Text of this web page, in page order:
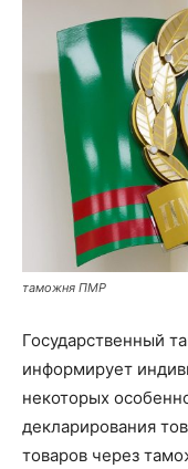
таможня ПМР
Государственный
информирует
некоторых
декларирования
товаров через